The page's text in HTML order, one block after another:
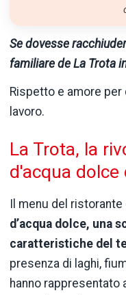
Se dovesse
familiare de La Trota
Rispetto e amore
lavoro.
La Trota, la
d'acqua dolce
Il menu del ristorante
d’acqua dolce, una
caratteristiche del
presenza di laghi,
hanno rappresentato